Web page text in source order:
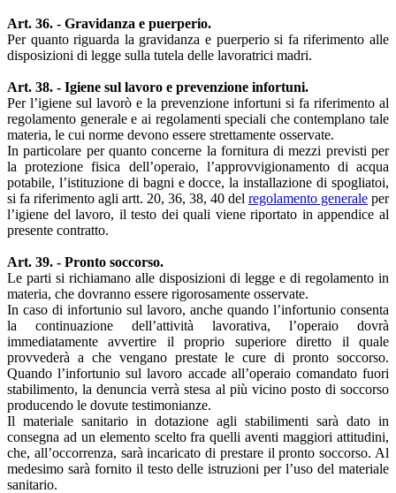
Art. 36. - Gravidanza e puerperio.
Per quanto riguarda la gravidanza e puerperio si fa riferimento alle
disposizioni di legge sulla tutela delle lavoratrici madri.
Art. 38. - Igiene sul lavoro e prevenzione infortuni.
Per l’igiene sul lavorò e la prevenzione infortuni si fa riferimento al
regolamento generale e ai regolamenti speciali che contemplano tale
materia, le cui norme devono essere strettamente osservate.
In particolare per quanto concerne la fornitura di mezzi previsti per
la protezione fisica dell’operaio, l’approvvigionamento di acqua
potabile, l’istituzione di bagni e docce, la installazione di spogliatoi,
si fa riferimento agli artt. 20, 36, 38, 40 del regolamento generale per
l’igiene del lavoro, il testo dei quali viene riportato in appendice al
presente contratto.
Art. 39. - Pronto soccorso.
Le parti si richiamano alle disposizioni di legge e di regolamento in
materia, che dovranno essere rigorosamente osservate.
In caso di infortunio sul lavoro, anche quando l’infortunio consenta
la continuazione dell’attività lavorativa, l’operaio dovrà
immediatamente avvertire il proprio superiore diretto il quale
provvederà a che vengano prestate le cure di pronto soccorso.
Quando l’infortunio sul lavoro accade all’operaio comandato fuori
stabilimento, la denuncia verrà stesa al più vicino posto di soccorso
producendo le dovute testimonianze.
Il materiale sanitario in dotazione agli stabilimenti sarà dato in
consegna ad un elemento scelto fra quelli aventi maggiori attitudini,
che, all’occorrenza, sarà incaricato di prestare il pronto soccorso. Al
medesimo sarà fornito il testo delle istruzioni per l’uso del materiale
sanitario.